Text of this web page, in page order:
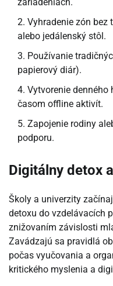
Vyhradenie zón bez
alebo jedálenský stôl.
Používanie
papierový diár).
Vytvorenie denného
časom offline aktivít.
Zapojenie rodiny
podporu.
Digitálny detox
Školy a univerzity
detoxu do vzdelávacích
znižovaním závislosti
Zavádzajú sa pravidlá
počas vyučovania a
kritického myslenia a